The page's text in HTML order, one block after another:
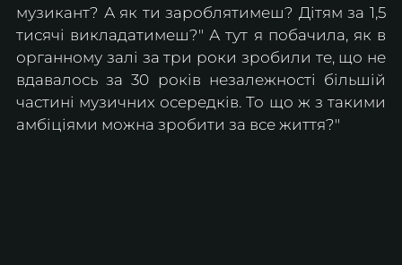
музикант? А як ти зароблятимеш? Дітям за 1,5
тисячі викладатимеш?" А тут я побачила, як в
органному залі за три роки зробили те, що не
вдавалось за 30 років незалежності більшій
частині музичних осередків. То що ж з такими
амбіціями можна зробити за все життя?"